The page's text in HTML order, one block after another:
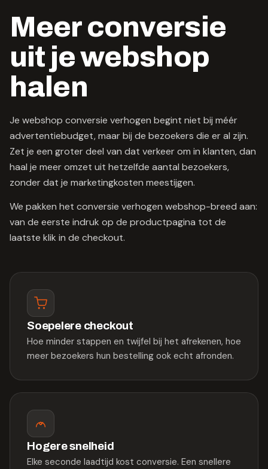
Meer conversie
uit je webshop
halen
Je webshop conversie verhogen begint niet bij méér
advertentiebudget, maar bij de bezoekers die er al zijn.
Zet je een groter deel van dat verkeer om in klanten, dan
haal je meer omzet uit hetzelfde aantal bezoekers,
zonder dat je marketingkosten meestijgen.
We pakken het conversie verhogen webshop-breed aan:
van de eerste indruk op de productpagina tot de
laatste klik in de checkout.
Soepelere checkout
Hoe minder stappen en twijfel bij het afrekenen, hoe
meer bezoekers hun bestelling ook echt afronden.
Hogere snelheid
Elke seconde laadtijd kost conversie. Een snellere